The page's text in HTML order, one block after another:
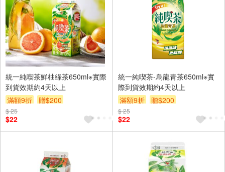
統一純喫茶鮮柚綠茶650ml※實際
到貨效期約4天以上
滿額9折
贈$200
$ 25
$22
統一純喫茶-烏龍青茶650ml※實
際到貨效期約4天以上
滿額9折
贈$200
$ 25
$22